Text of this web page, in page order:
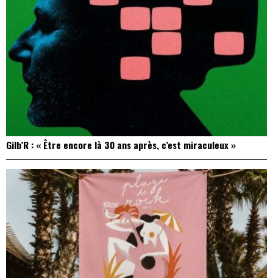
Gilb’R : « Être encore là 30 ans après, c’est miraculeux »